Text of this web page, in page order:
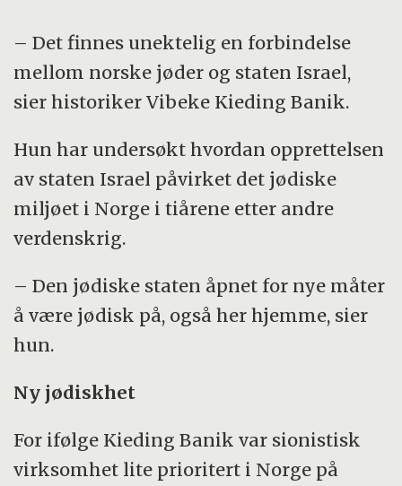
– Det finnes unektelig en forbindelse
mellom norske jøder og staten Israel,
sier historiker Vibeke Kieding Banik.
Hun har undersøkt hvordan opprettelsen
av staten Israel påvirket det jødiske
miljøet i Norge i tiårene etter andre
verdenskrig.
– Den jødiske staten åpnet for nye måter
å være jødisk på, også her hjemme, sier
hun.
Ny jødiskhet
For ifølge Kieding Banik var sionistisk
virksomhet lite prioritert i Norge på